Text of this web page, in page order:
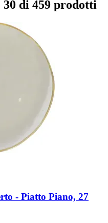
di 459 prodotti
-​ Piatto Piano, 27